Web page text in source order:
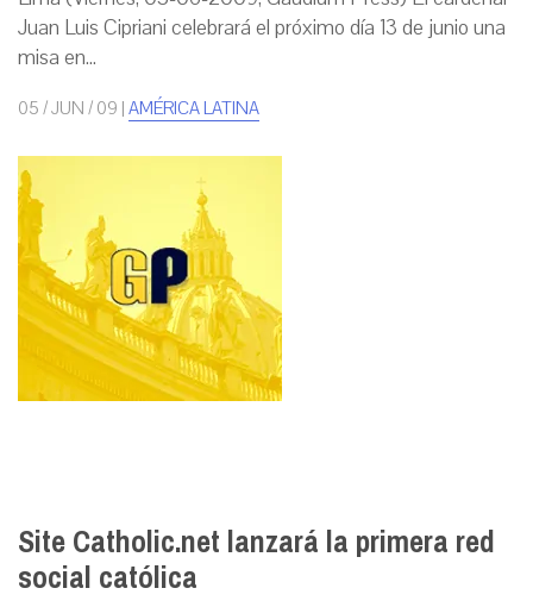
Juan Luis Cipriani celebrará el próximo día 13 de junio una
misa en...
05 / JUN / 09 | AMÉRICA LATINA
Site Catholic.net lanzará la primera red
social católica